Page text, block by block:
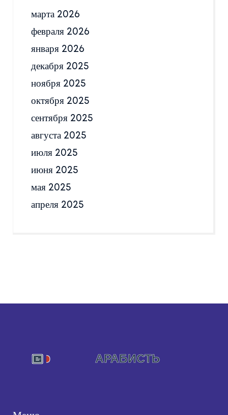
марта 2026
февраля 2026
января 2026
декабря 2025
ноября 2025
октября 2025
сентября 2025
августа 2025
июля 2025
июня 2025
мая 2025
апреля 2025